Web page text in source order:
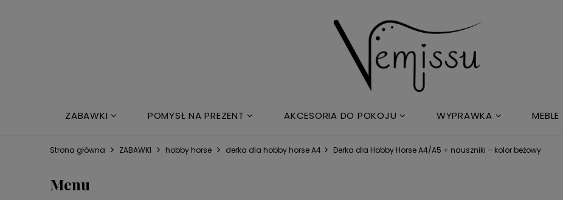
ZABAWKI POMYSŁ NA PREZENT AKCESORIA DO POKOJU WYPRAWKA MEBLE
NOWOŚCI ŁÓŻKO DZIECIĘCE
Strona główna ZABAWKI hobby horse derka dla hobby horse A4 Derka dla Hobby Horse A4/A5 + nauszniki – kolor beżowy
Menu